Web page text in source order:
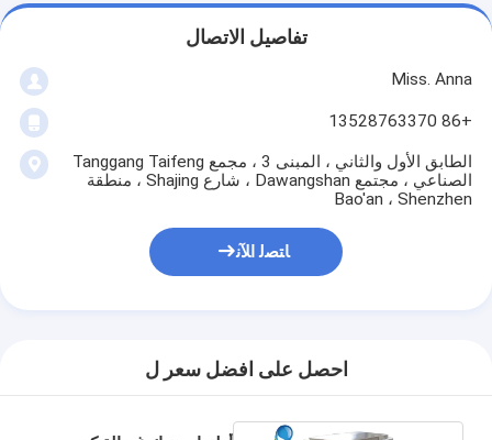
تفاصيل الاتصال
Miss. Anna
+86 13528763370
الطابق الأول والثاني ، المبنى 3 ، مجمع Tanggang Taifeng
الصناعي ، مجتمع Dawangshan ، شارع Shajing ، منطقة
Bao'an ، Shenzhen
ﺎﺘﺼﻟ ﺍﻶﻧ
احصل على افضل سعر ل